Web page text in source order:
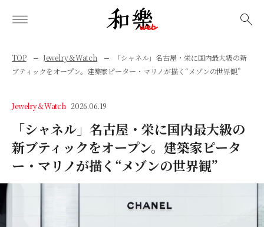
TOP Jewelry＆Watch
「シャネル」名古屋・栄に国内最大級の新
ブティックをオープン。建築家ピーター・マリノが描く“メゾンの世界観”
Jewelry＆Watch 2026.06.19
「シャネル」名古屋・栄に国内最大級の
新ブティックをオープン。建築家ピータ
ー・マリノが描く“メゾンの世界観”